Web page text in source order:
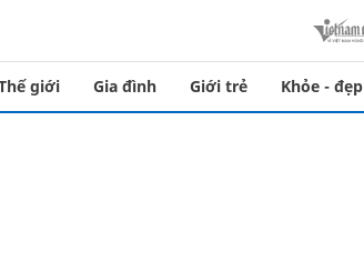
giới Gia đình Giới trẻ Khỏe - đẹp